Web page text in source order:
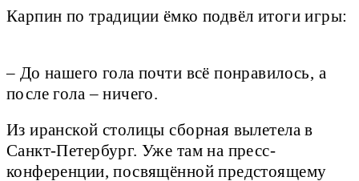
Карпин по традиции ёмко подвёл итоги игры:
– До нашего гола почти всё понравилось, а
после гола – ничего.
Из иранской столицы сборная вылетела в
Санкт-Петербург. Уже там на пресс-
конференции, посвящённой предстоящему